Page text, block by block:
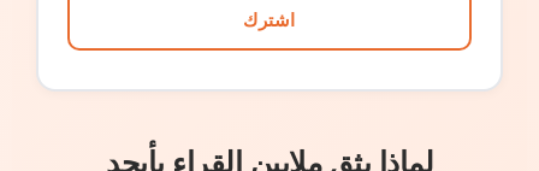
اشترك
لماذا يثق ملايين القراء بأبجد